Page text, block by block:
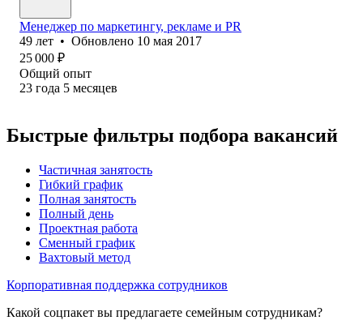
Менеджер по маркетингу, рекламе и PR
49 лет • Обновлено 10 мая 2017
25 000 ₽
Общий опыт
23 года 5 месяцев
Быстрые фильтры подбора вакансий
Частичная занятость
Гибкий график
Полная занятость
Полный день
Проектная работа
Сменный график
Вахтовый метод
Корпоративная поддержка сотрудников
Какой соцпакет вы предлагаете семейным сотрудникам?